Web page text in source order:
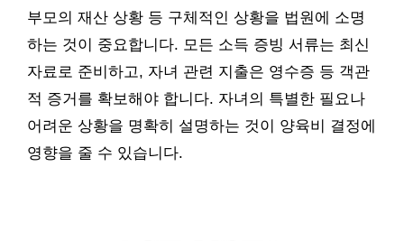
부모의 재산 상황 등 구체적인 상황을 법원에 소명
하는 것이 중요합니다. 모든 소득 증빙 서류는 최신
자료로 준비하고, 자녀 관련 지출은 영수증 등 객관
적 증거를 확보해야 합니다. 자녀의 특별한 필요나
어려운 상황을 명확히 설명하는 것이 양육비 결정에
영향을 줄 수 있습니다.